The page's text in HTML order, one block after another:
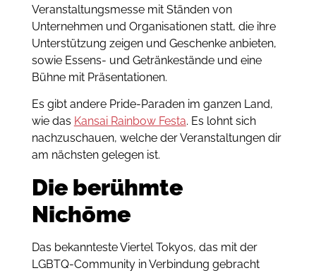
Veranstaltungsmesse mit Ständen von
Unternehmen und Organisationen statt, die ihre
Unterstützung zeigen und Geschenke anbieten,
sowie Essens- und Getränkestände und eine
Bühne mit Präsentationen.
Es gibt andere Pride-Paraden im ganzen Land,
wie das Kansai Rainbow Festa. Es lohnt sich
nachzuschauen, welche der Veranstaltungen dir
am nächsten gelegen ist.
Die berühmte
Nichōme
Das bekannteste Viertel Tokyos, das mit der
LGBTQ-Community in Verbindung gebracht